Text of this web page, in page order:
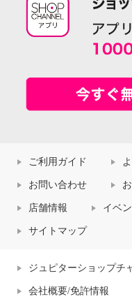
ご利用ガイド
お問い合わせ
店舗情報 イベ
サイトマップ
ジュピターショップチ
会社概要/免許情報